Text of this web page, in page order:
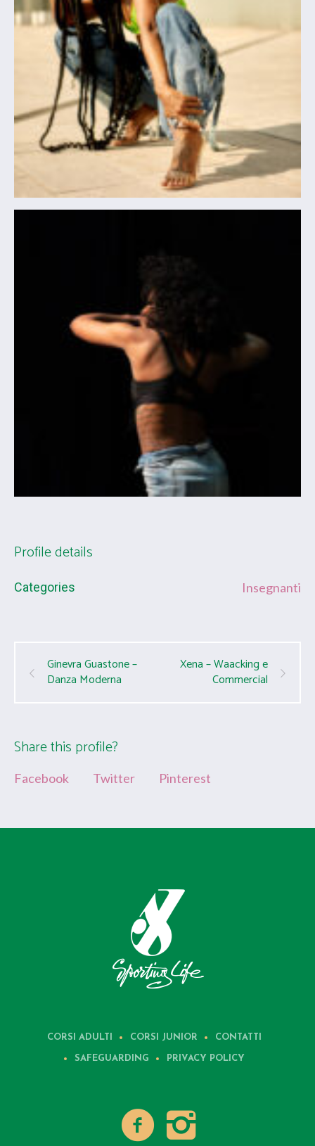
Profile details
Categories Insegnanti
Ginevra Guastone –
Danza Moderna
Xena – Waacking e
Commercial
Share this profile?
Facebook Twitter Pinterest
CORSI ADULTI CORSI JUNIOR CONTATTI
SAFEGUARDING PRIVACY POLICY